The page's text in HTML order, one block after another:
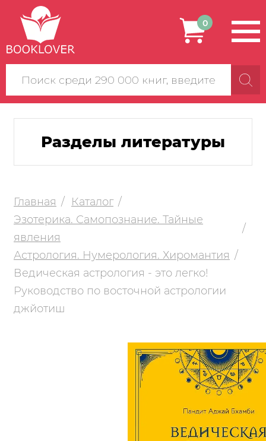
Поиск
по
сайту
0
Разделы литературы
Главная
Каталог
Эзотерика. Самопознание. Тайные
явления
Астрология. Нумерология. Хиромантия
Ведическая астрология - это легко!
Руководство по восточной астрологии
джйотиш